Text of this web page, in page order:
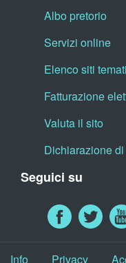
Albo pretorio
Servizi online
Elenco siti
Fatturazione
Valuta il sito
Dichiarazione
Seguici su
Info Privacy